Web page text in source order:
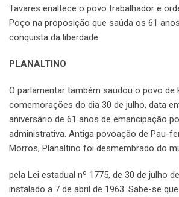
Tavares enaltece o povo trabalhador e
Poço na proposição que saúda os 61
conquista da liberdade.
PLANALTINO
O parlamentar também saudou o povo de
comemorações do dia 30 de julho, data
aniversário de 61 anos de emancipação
administrativa. Antiga povoação de Pau-
Morros, Planaltino foi desmembrado do
pela Lei estadual nº 1775, de 30 de julho
instalado a 7 de abril de 1963. Sabe-se